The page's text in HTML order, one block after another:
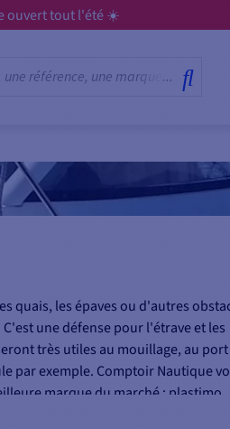
ouvert tout l'été ☀️
quais, les épaves ou d'autres
une défense pour l'étrave et les
très utiles au mouillage, au
par exemple. Comptoir Nautique
marque du marché : plastimo,